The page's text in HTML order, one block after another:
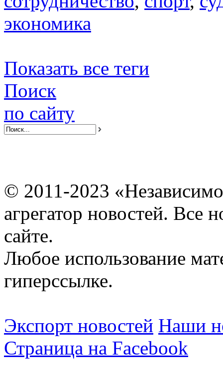
экономика
Показать все теги
Поиск
по сайту
© 2011-2023
агрегатор новостей. Все
сайте.
Любое использование
гиперссылке.
Экспорт новостей Наши
Страница на Facebook